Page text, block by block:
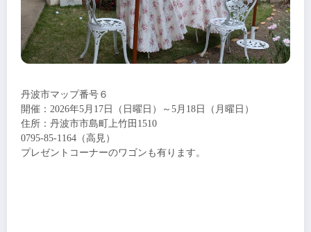
丹波市マップ番号６
開催：2026年5月17日（日曜日）～5月18日（月曜日）
住所：丹波市市島町上竹田1510
0795-85-1164（高見）
プレゼントコーナーのワゴンも有ります。